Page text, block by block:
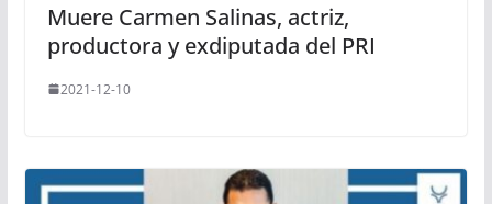
Muere Carmen Salinas, actriz,
productora y exdiputada del PRI
2021-12-10